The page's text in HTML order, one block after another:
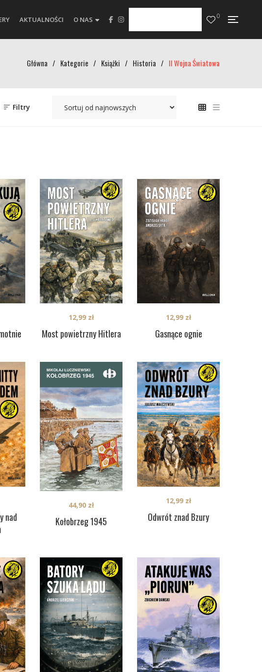
AKTUALNOŚCI O NAS 0
Główna / Kategorie / Książki / Historia / II Wojna Światowa
Filtry
Most powietrzny Hitlera
12,99 zł
Gasnące ognie
12,99 zł
nad
Kołobrzeg 1945
44,90 zł
Odwrót znad Bzury
12,99 zł